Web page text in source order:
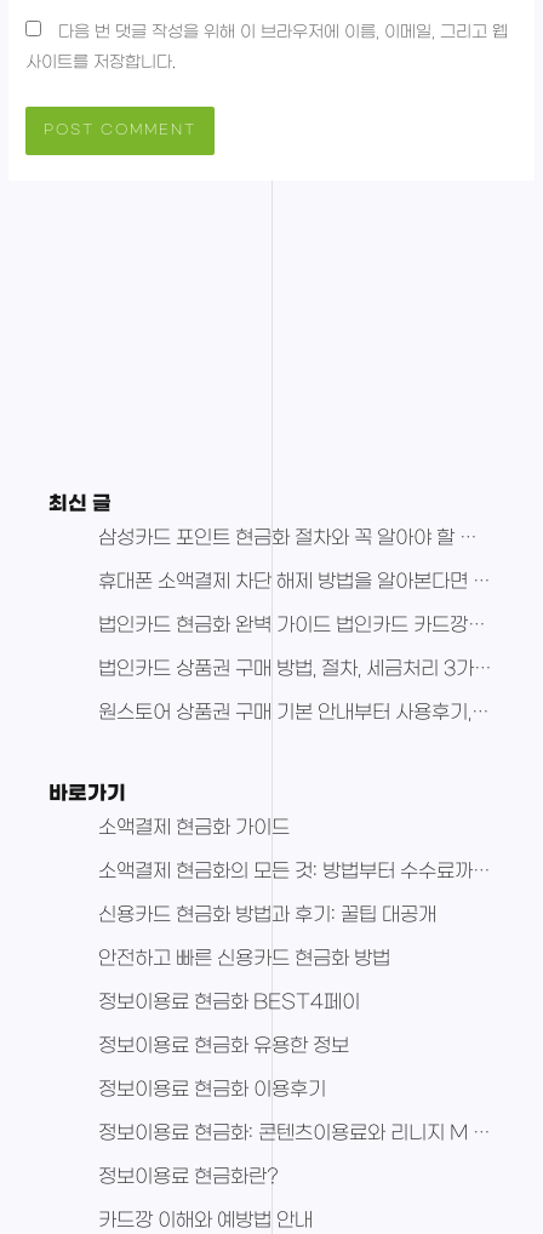
트
다음 번 댓글 작성을 위해 이 브라우저에 이름, 이메일, 그리고 웹
사이트를 저장합니다.
최신 글
삼성카드 포인트 현금화 절차와 꼭 알아야 할 포인트 현금화 주의사항
휴대폰 소액결제 차단 해제 방법을 알아본다면 여기서 정확하게 알고가자
법인카드 현금화 완벽 가이드 법인카드 카드깡의 실체까지 모두 공유
법인카드 상품권 구매 방법, 절차, 세금처리 3가지 중요한 정보 공유
원스토어 상품권 구매 기본 안내부터 사용후기, 추천 상품, 종류 및 특징 활용방법 핵심파악하기
바로가기
소액결제 현금화 가이드
소액결제 현금화의 모든 것: 방법부터 수수료까지 총정리
신용카드 현금화 방법과 후기: 꿀팁 대공개
안전하고 빠른 신용카드 현금화 방법
정보이용료 현금화 BEST4페이
정보이용료 현금화 유용한 정보
정보이용료 현금화 이용후기
정보이용료 현금화: 콘텐츠이용료와 리니지 M 다이아 활용 전략
정보이용료 현금화란?
카드깡 이해와 예방법 안내